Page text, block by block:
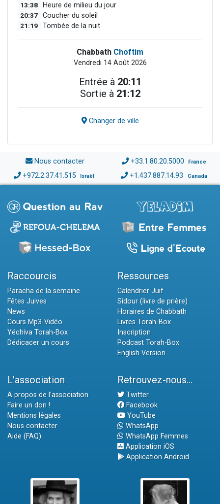
13:38 Heure de milieu du jour
20:37 Coucher du soleil
21:19 Tombée de la nuit
Chabbath Choftim
Vendredi 14 Août 2026
Entrée à 20:11
Sortie à 21:12
Changer de ville
Nous contacter +33.1.80.20.5000 France
+972.2.37.41.515 Israël +1.437.887.14.93 Canada
Raccourcis
Paracha de la semaine
Fêtes Juives
News
Cours Mp3-Vidéo
Yéchiva Torah-Box
Dédicacer un cours
Ressources
Calendrier Juif
Sidour (livre de prière)
Horaires de Chabbath
Livres Torah-Box
Inscription
Podcast Torah-Box
English Version
L'association
A propos de l'association
Faire un don !
Mentions légales
Nous contacter
Aide (FAQ)
Retrouvez-nous...
Twitter
Facebook
YouTube
WhatsApp
WhatsApp Femmes
Application iOS
Application Android